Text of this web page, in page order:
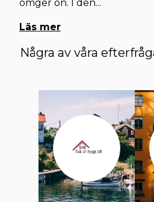
omger ön. I den...
Läs mer
Några av våra